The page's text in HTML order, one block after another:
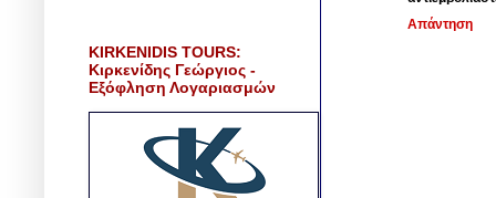
Απάντηση
KIRKENIDIS TOURS:
Κιρκενίδης Γεώργιος -
Εξόφληση Λογαριασμών